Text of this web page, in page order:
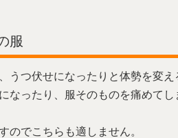
服
うつ伏せになったりと体勢を変え
なったり、服そのものを痛めてし
のでこちらも適しません。